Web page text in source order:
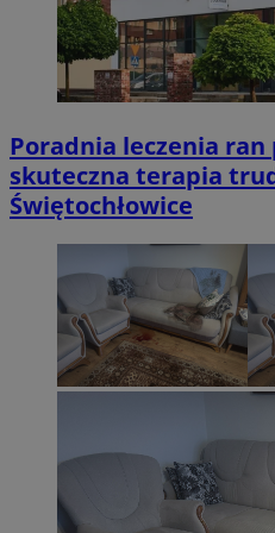
Poradnia leczenia ran
skuteczna terapia
Świętochłowice
CookieScriptConsent